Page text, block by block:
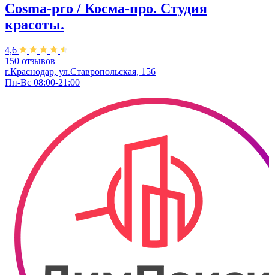
Cosma-pro / Косма-про. Студия
красоты.
4,6
150 отзывов
г.Краснодар, ул.Ставропольская, 156
Пн-Вс 08:00-21:00